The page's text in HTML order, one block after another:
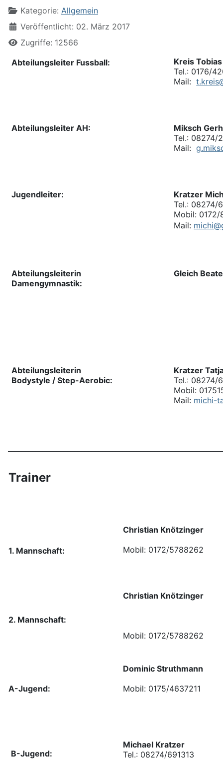
Kategorie: Allgemein
Veröffentlicht: 02. März 2017
Zugriffe: 12566
Abteilungsleiter Fussball:
Kreis Tobias
Tel.: 0176/
Mail:
Abteilungsleiter AH:
Miksch
Tel.: 08274/
Mail:
Jugendleiter:
Kratzer
Tel.: 08274/
Mobil: 0172/
Mail:
Abteilungsleiterin
Damengymnastik:
Gleich Beate
Abteilungsleiterin
Bodystyle / Step-Aerobic:
Kratzer
Tel.: 08274/
Mobil:
Mail: michi-
Trainer
1. Mannschaft:
Christian Knötzinger
Mobil: 0172/5788262
2. Mannschaft:
Christian Knötzinger
Mobil: 0172/5788262
A-Jugend:
Dominic Struthmann
Mobil: 0175/4637211
B-Jugend:
Michael Kratzer
Tel.: 08274/691313